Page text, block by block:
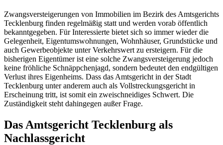
Zwangsversteigerungen von Immobilien im Bezirk des Amtsgerichts
Tecklenburg finden regelmäßig statt und werden vorab öffentlich
bekanntgegeben. Für Interessierte bietet sich so immer wieder die
Gelegenheit, Eigentumswohnungen, Wohnhäuser, Grundstücke und
auch Gewerbeobjekte unter Verkehrswert zu ersteigern. Für die
bisherigen Eigentümer ist eine solche Zwangsversteigerung jedoch
keine fröhliche Schnäppchenjagd, sondern bedeutet den endgültigen
Verlust ihres Eigenheims. Dass das Amtsgericht in der Stadt
Tecklenburg unter anderem auch als Vollstreckungsgericht in
Erscheinung tritt, ist somit ein zweischneidiges Schwert. Die
Zuständigkeit steht dahingegen außer Frage.
Das Amtsgericht Tecklenburg als
Nachlassgericht